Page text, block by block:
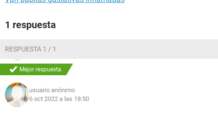
1 respuesta
RESPUESTA 1 / 1
Mejor respuesta
usuario anónimo
6 oct 2022 a las 18:50